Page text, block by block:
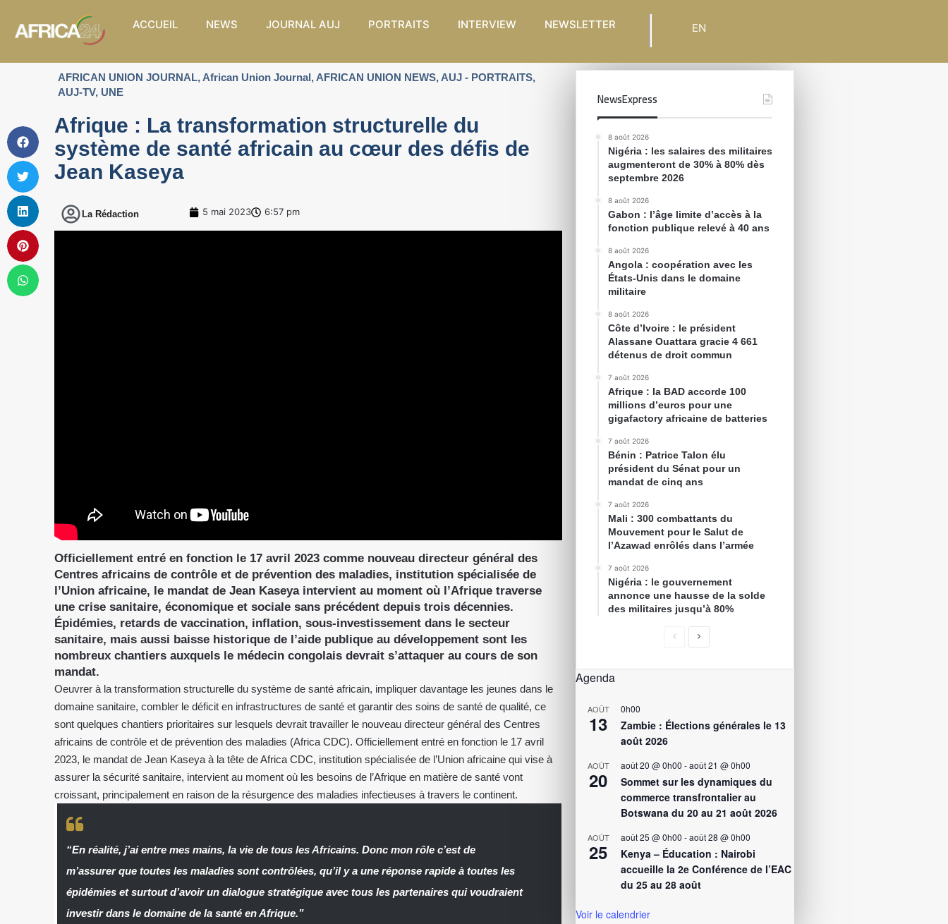
ACCUEIL NEWS JOURNAL AUJ PORTRAITS INTERVIEW NEWSLETTER EN
AFRICAN UNION JOURNAL,African Union Journal,AFRICAN UNION NEWS,AUJ - PORTRAITS,
AUJ-TV, UNE
Afrique : La transformation structurelle du
système de santé africain au cœur des défis de
Jean Kaseya
La Rédaction 5 mai 2023 6:57 pm
Officiellement entré en fonction le 17 avril 2023 comme nouveau directeur général des
Centres africains de contrôle et de prévention des maladies, institution spécialisée de
l’Union africaine, le mandat de Jean Kaseya intervient au moment où l’Afrique traverse
une crise sanitaire, économique et sociale sans précédent depuis trois décennies.
Épidémies, retards de vaccination, inflation, sous-investissement dans le secteur
sanitaire, mais aussi baisse historique de l’aide publique au développement sont les
nombreux chantiers auxquels le médecin congolais devrait s’attaquer au cours de son
mandat.
Oeuvrer à la transformation structurelle du système de santé africain, impliquer davantage les jeunes dans le
domaine sanitaire, combler le déficit en infrastructures de santé et garantir des soins de santé de qualité, ce
sont quelques chantiers prioritaires sur lesquels devrait travailler le nouveau directeur général des Centres
africains de contrôle et de prévention des maladies (Africa CDC). Officiellement entré en fonction le 17 avril
2023, le mandat de Jean Kaseya à la tête de Africa CDC, institution spécialisée de l’Union africaine qui vise à
assurer la sécurité sanitaire, intervient au moment où les besoins de l’Afrique en matière de santé vont
croissant, principalement en raison de la résurgence des maladies infectieuses à travers le continent.
“En réalité, j’ai entre mes mains, la vie de tous les Africains. Donc mon rôle c’est de
m’assurer que toutes les maladies sont contrôlées, qu’il y a une réponse rapide à toutes les
épidémies et surtout d’avoir un dialogue stratégique avec tous les partenaires qui voudraient
investir dans le domaine de la santé en Afrique.”
NewsExpress
8 août 2026
Nigéria : les salaires des militaires
augmenteront de 30% à 80% dès
septembre 2026
8 août 2026
Gabon : l’âge limite d’accès à la
fonction publique relevé à 40 ans
8 août 2026
Angola : coopération avec les
États-Unis dans le domaine
militaire
8 août 2026
Côte d’Ivoire : le président
Alassane Ouattara gracie 4 661
détenus de droit commun
7 août 2026
Afrique : la BAD accorde 100
millions d’euros pour une
gigafactory africaine de batteries
7 août 2026
Bénin : Patrice Talon élu
président du Sénat pour un
mandat de cinq ans
7 août 2026
Mali : 300 combattants du
Mouvement pour le Salut de
l’Azawad enrôlés dans l’armée
7 août 2026
Nigéria : le gouvernement
annonce une hausse de la solde
des militaires jusqu’à 80%
Agenda
AOÛT
13
0h00
Zambie : Élections générales le 13
août 2026
AOÛT
20
août 20 @ 0h00 -août 21 @ 0h00
Sommet sur les dynamiques du
commerce transfrontalier au
Botswana du 20 au 21 août 2026
AOÛT
25
août 25 @ 0h00 -août 28 @ 0h00
Kenya – Éducation : Nairobi
accueille la 2e Conférence de l’EAC
du 25 au 28 août
Voir le calendrier